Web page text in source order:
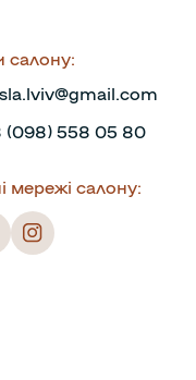
салону:
(098) 558 05 80
мережі салону: